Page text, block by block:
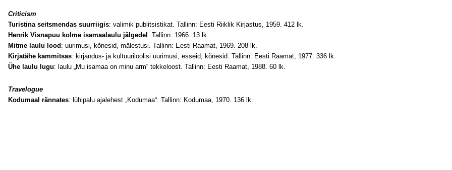
Criticism
Turistina seitsmendas suurriigis: valimik publitsistikat. Tallinn: Eesti Riiklik Kirjastus, 1959. 412 lk.
Henrik Visnapuu kolme isamaalaulu jälgedel . Tallinn: 1966. 13 lk.
Mitme laulu lood : uurimusi, kõnesid, mälestusi. Tallinn: Eesti Raamat, 1969. 208 lk.
Kirjatähe kammitsas: kirjandus- ja kultuuriloolisi uurimusi, esseid, kõnesid. Tallinn: Eesti Raamat, 1977. 336 lk.
Ühe laulu lugu: laulu „Mu isamaa on minu arm“ tekkeloost. Tallinn: Eesti Raamat, 1988. 60 lk.
Travelogue
Kodumaal rännates: lühipalu ajalehest „Kodumaa“. Tallinn: Kodumaa, 1970. 136 lk.